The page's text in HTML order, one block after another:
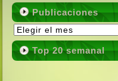
Publicaciones
Publicaciones
Top 20 semanal